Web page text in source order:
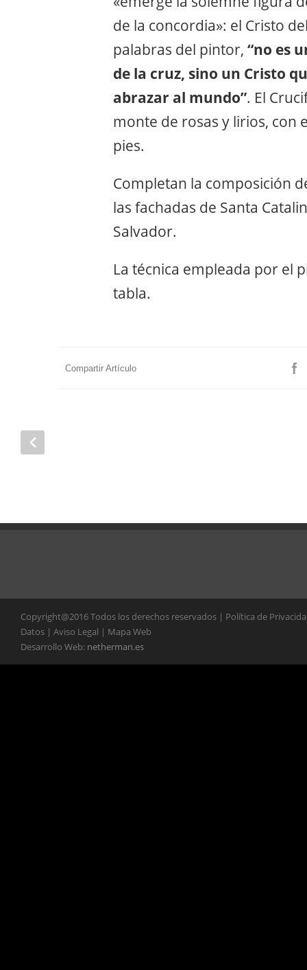
de la concordia»: el Cristo
palabras del pintor, “no es
de la cruz, sino un Cristo
abrazar al mundo”. El
monte de rosas y lirios, con
pies.
Completan la composición
las fachadas de Santa
Salvador.
La técnica empleada por el
tabla.
Compartir Artículo
Copyright@2016 Todos los derechos reservados | Política de
Datos | Aviso Legal | Mapa Web
Desarrollo Web: netherman.es